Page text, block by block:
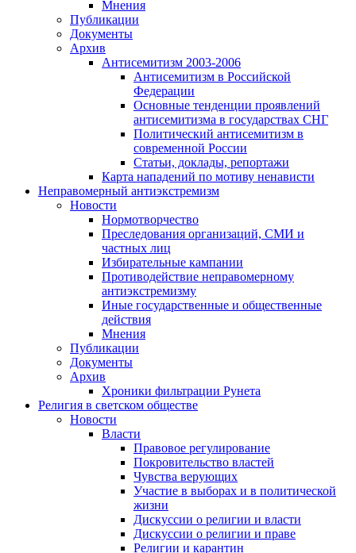
Мнения
Публикации
Документы
Архив
Антисемитизм 2003-2006
Антисемитизм в Российской
Федерации
Основные тенденции проявлений
антисемитизма в государствах СНГ
Политический антисемитизм в
современной России
Статьи, доклады, репортажи
Карта нападений по мотиву ненависти
Неправомерный антиэкстремизм
Новости
Нормотворчество
Преследования организаций, СМИ и
частных лиц
Избирательные кампании
Противодействие неправомерному
антиэкстремизму
Иные государственные и общественные
действия
Мнения
Публикации
Документы
Архив
Хроники фильтрации Рунета
Религия в светском обществе
Новости
Власти
Правовое регулирование
Покровительство властей
Чувства верующих
Участие в выборах и в политической
жизни
Дискуссии о религии и власти
Дискуссии о религии и праве
Религии и карантин